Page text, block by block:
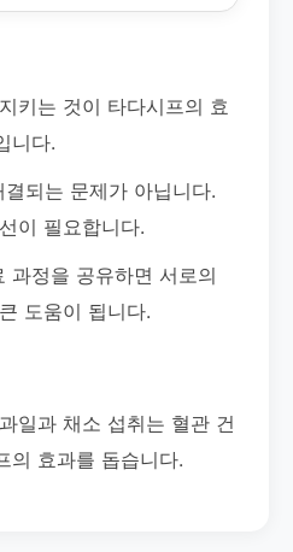
키는 것이 타다시프의 효
니다.
되는 문제가 아닙니다.
이 필요합니다.
과정을 공유하면 서로의
도움이 됩니다.
일과 채소 섭취는 혈관 건
의 효과를 돕습니다.